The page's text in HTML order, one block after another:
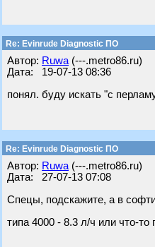
Re: Evinrude Diagnostic ПО
Автор: Ruwa (---.metro86.ru)
Дата: 19-07-13 08:36
понял. буду искать "с
Re: Evinrude Diagnostic ПО
Автор: Ruwa (---.metro86.ru)
Дата: 27-07-13 07:08
Спецы, подскажите, а в
типа 4000 - 8.3 л/ч или что-то